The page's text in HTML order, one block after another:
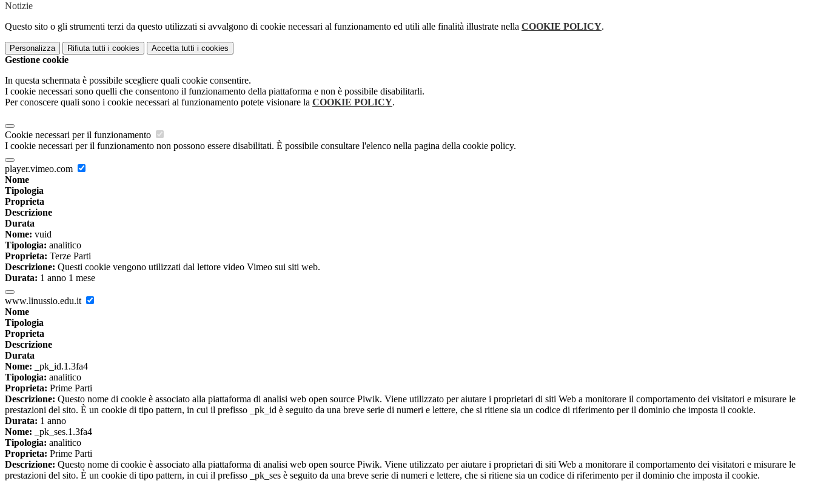
Notizie
Questo sito o gli strumenti terzi da questo utilizzati si avvalgono di cookie necessari al funzionamento ed utili alle finalità illustrate nella COOKIE POLICY.
Personalizza Rifiuta tutti i cookies Accetta tutti i cookies
Gestione cookie
In questa schermata è possibile scegliere quali cookie consentire.
I cookie necessari sono quelli che consentono il funzionamento della piattaforma e non è possibile disabilitarli.
Per conoscere quali sono i cookie necessari al funzionamento potete visionare la COOKIE POLICY.
Cookie necessari per il funzionamento
I cookie necessari per il funzionamento non possono essere disabilitati. È possibile consultare l'elenco nella pagina della cookie policy.
player.vimeo.com
Nome
Tipologia
Proprieta
Descrizione
Durata
Nome: vuid
Tipologia: analitico
Proprieta: Terze Parti
Descrizione: Questi cookie vengono utilizzati dal lettore video Vimeo sui siti web.
Durata: 1 anno 1 mese
www.linussio.edu.it
Nome
Tipologia
Proprieta
Descrizione
Durata
Nome: _pk_id.1.3fa4
Tipologia: analitico
Proprieta: Prime Parti
Descrizione: Questo nome di cookie è associato alla piattaforma di analisi web open source Piwik. Viene utilizzato per aiutare i proprietari di siti Web a monitorare il comportamento dei visitatori e misurare le
prestazioni del sito. È un cookie di tipo pattern, in cui il prefisso _pk_id è seguito da una breve serie di numeri e lettere, che si ritiene sia un codice di riferimento per il dominio che imposta il cookie.
Durata: 1 anno
Nome: _pk_ses.1.3fa4
Tipologia: analitico
Proprieta: Prime Parti
Descrizione: Questo nome di cookie è associato alla piattaforma di analisi web open source Piwik. Viene utilizzato per aiutare i proprietari di siti Web a monitorare il comportamento dei visitatori e misurare le
prestazioni del sito. È un cookie di tipo pattern, in cui il prefisso _pk_ses è seguito da una breve serie di numeri e lettere, che si ritiene sia un codice di riferimento per il dominio che imposta il cookie.